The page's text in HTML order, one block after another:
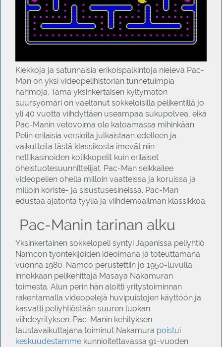
Kiekkoja ja satunnaisia erikoispalkintoja nielevä Pac-
Man on yksi videopelihistorian tunnetuimpia
hahmoja. Tämä yksinkertaisen kyltymätön
suursyömäri on vaeltanut sokkeloisilla pelikentillä jo
yli 40 vuotta viihdyttäen useampaa sukupolvea, eikä
Pac-Manin vetovoima ole katoamassa mihinkään.
Pelin erilaisia versioita julkaistaan edelleen ja
vaikutteita tästä klassikosta imevät niin
nettikasinoiden kolikkopelit kuin erilaiset
oheistuotesuunnittelijat. Pac-Man seikkailee
videopelien ohella milloin vaatteissa ja koruissa ja
milloin koriste- ja sisustusesineissä. Pac-Man
edustaa ajatonta tyyliä ja viihdemaailman klassikkoa.
Pac-Manin tarinan alku
Yksinkertainen sokkelopeli syntyi Japanissa peliyhtiö
Namcon työntekijöiden ideoimana ja toteuttamana
vuonna 1980. Namco perustettiin jo 1950-luvulla
innokkaan pelikehittäjä Masaya Nakamuran
toimesta. Alun perin hän aloitti yritystoiminnan
rakentamalla videopelejä huvipuistojen käyttöön ja
kasvatti peliyhtiöstään suuren luokan
viihdeyrityksen. Pac-Manin kehityksen
taustavaikuttajana toiminut Nakamura poistui
keskuudestamme kunnioitettavassa 91-vuoden